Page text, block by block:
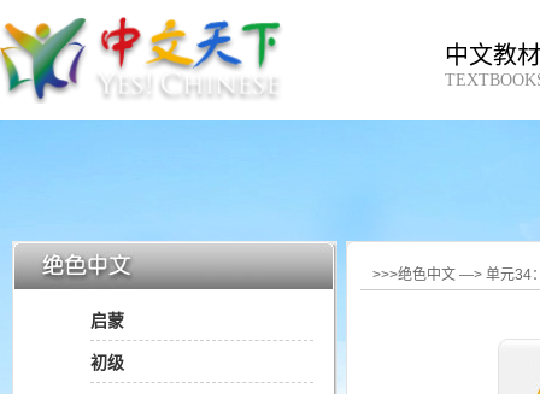
中文教
启蒙
初级
>>>绝色中文 —> 单元34